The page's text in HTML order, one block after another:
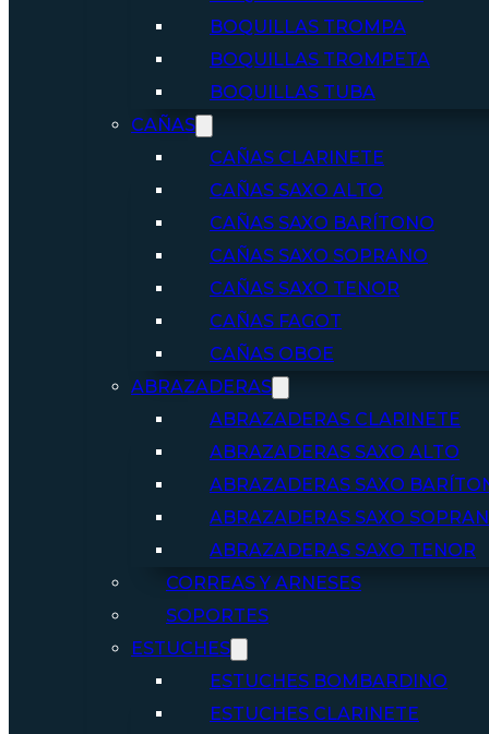
BOQUILLAS TROMPA
BOQUILLAS TROMPETA
BOQUILLAS TUBA
CAÑAS
CAÑAS CLARINETE
CAÑAS SAXO ALTO
CAÑAS SAXO BARÍTONO
CAÑAS SAXO SOPRANO
CAÑAS SAXO TENOR
CAÑAS FAGOT
CAÑAS OBOE
ABRAZADERAS
ABRAZADERAS CLARINETE
ABRAZADERAS SAXO ALTO
ABRAZADERAS SAXO
ABRAZADERAS SAXO
ABRAZADERAS SAXO TENOR
CORREAS Y ARNESES
SOPORTES
ESTUCHES
ESTUCHES BOMBARDINO
ESTUCHES CLARINETE